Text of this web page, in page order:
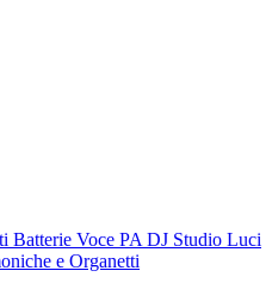
Batterie Voce PA DJ Studio Luci
e Organetti